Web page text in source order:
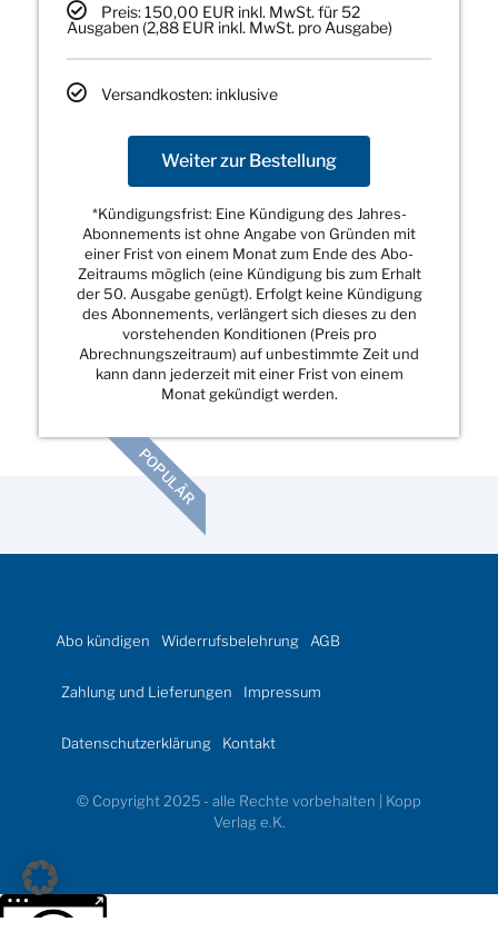
Preis: 150,00 EUR inkl. MwSt. für 52
Ausgaben (2,88 EUR inkl. MwSt. pro Ausgabe)
Versandkosten: inklusive
Weiter zur Bestellung
*Kündigungsfrist: Eine Kündigung des Jahres-
Abonnements ist ohne Angabe von Gründen mit
einer Frist von einem Monat zum Ende des Abo-
Zeitraums möglich (eine Kündigung bis zum Erhalt
der 50. Ausgabe genügt). Erfolgt keine Kündigung
des Abonnements, verlängert sich dieses zu den
vorstehenden Konditionen (Preis pro
Abrechnungszeitraum) auf unbestimmte Zeit und
kann dann jederzeit mit einer Frist von einem
Monat gekündigt werden.
POPULÄR
Abo kündigen Widerrufsbelehrung AGB
Zahlung und Lieferungen Impressum
Datenschutzerklärung Kontakt
© Copyright 2025 - alle Rechte vorbehalten | Kopp
Verlag e.K.
Weitere Informationen über den gesperrten Inhalt.